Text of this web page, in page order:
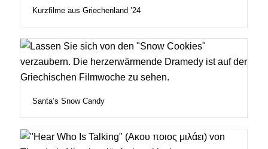
Kurzfilme aus Griechenland ’24
Santa’s Snow Candy